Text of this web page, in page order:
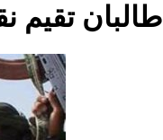
طالبان تقيم